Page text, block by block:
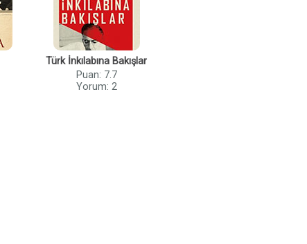
Türk İnkılabına Bakışlar
Puan: 7.7
Yorum: 2